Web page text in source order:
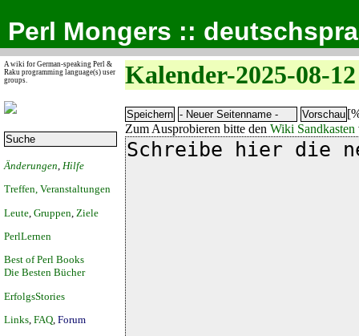
Perl Mongers ::
A wiki for German-speaking Perl &
Raku programming language(s) user
groups.
Änderungen Hilfe
Treffen, Veranstaltungen
Leute Gruppen Ziele
PerlLernen
Best of Perl Books
Die Besten Bücher
ErfolgsStories
Links FAQ Forum
Kalender-2025-08-12
Zum Ausprobieren bitte den Wiki Sandkasten